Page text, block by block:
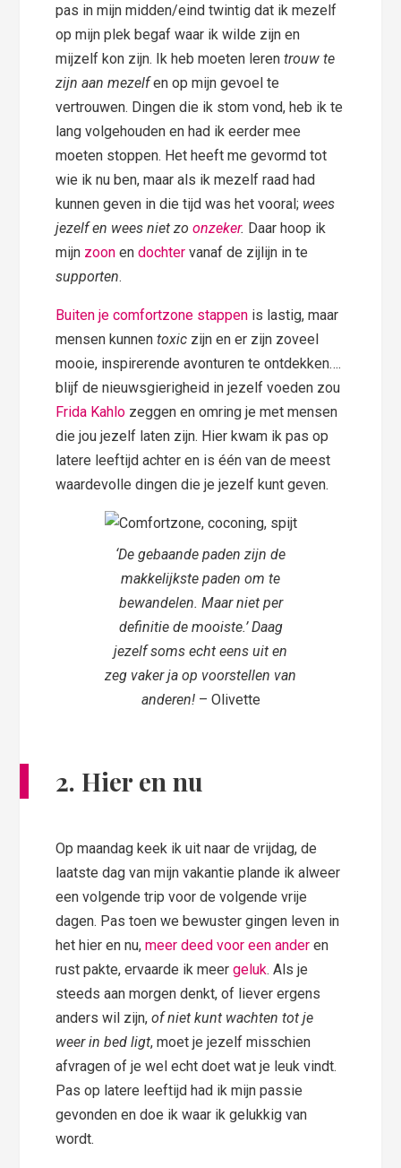
pas in mijn midden/eind twintig dat ik mezelf
op mijn plek begaf waar ik wilde zijn en
mijzelf kon zijn. Ik heb moeten lerentrouw te
zijn aan mezelfen op mijn gevoel te
vertrouwen. Dingen die ik stom vond, heb ik te
lang volgehouden en had ik eerder mee
moeten stoppen. Het heeft me gevormd tot
wie ik nu ben, maar als ik mezelf raad had
kunnen geven in die tijd was het vooral; wees
jezelf en wees niet zoonzeker. Daar hoop ik
mijn zoonendochtervanaf de zijlijn in te
supporten.
Buiten je comfortzone stappen is lastig, maar
mensen kunnentoxic zijn en er zijn zoveel
mooie, inspirerende avonturen te ontdekken….
blijf de nieuwsgierigheid in jezelf voeden zou
Frida Kahlo zeggen en omring je met mensen
die jou jezelf laten zijn. Hier kwam ik pas op
latere leeftijd achter en is één van de meest
waardevolle dingen die je jezelf kunt geven.
‘De gebaande paden zijn de
makkelijkste paden om te
bewandelen. Maar niet per
definitie de mooiste.’ Daag
jezelf soms echt eens uit en
zeg vaker ja op voorstellen van
anderen!– Olivette
2. Hier en nu
Op maandag keek ik uit naar de vrijdag, de
laatste dag van mijn vakantie plande ik alweer
een volgende trip voor de volgende vrije
dagen. Pas toen we bewuster gingen leven in
het hier en nu,meer deed voor een ander en
rust pakte, ervaarde ik meergeluk. Als je
steeds aan morgen denkt, of liever ergens
anders wil zijn,of niet kunt wachten tot je
weer in bed ligt, moet je jezelf misschien
afvragen of je wel echt doet wat je leuk vindt.
Pas op latere leeftijd had ik mijn passie
gevonden en doe ik waar ik gelukkig van
wordt.